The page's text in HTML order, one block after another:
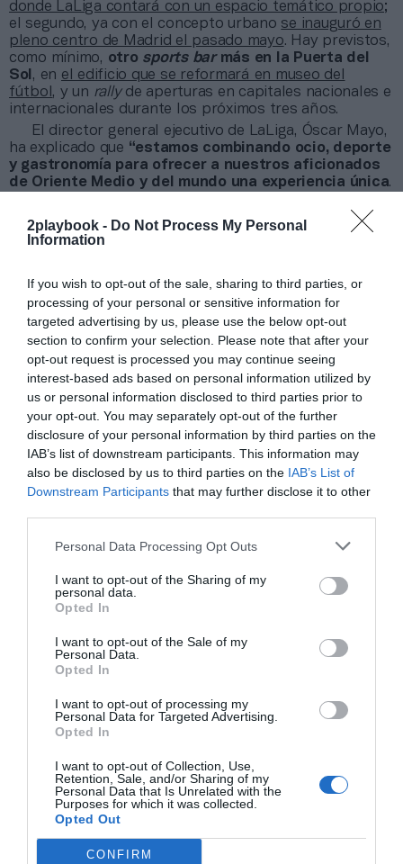
2playbook - Do Not Process My Personal
Information
If you wish to opt-out of the sale, sharing to third parties, or
processing of your personal or sensitive information for
targeted advertising by us, please use the below opt-out
section to confirm your selection. Please note that after your
opt-out request is processed you may continue seeing
interest-based ads based on personal information utilized by
us or personal information disclosed to third parties prior to
your opt-out. You may separately opt-out of the further
disclosure of your personal information by third parties on the
IAB’s list of downstream participants. This information may
also be disclosed by us to third parties on the IAB’s List of
Downstream Participants that may further disclose it to other
Personal Data Processing Opt Outs
I want to opt-out of the Sharing of my
personal data.
Opted In
I want to opt-out of the Sale of my
Personal Data.
Opted In
I want to opt-out of processing my
Personal Data for Targeted Advertising.
Opted In
I want to opt-out of Collection, Use,
Retention, Sale, and/or Sharing of my
Personal Data that Is Unrelated with the
Purposes for which it was collected.
Opted Out
CONFIRM
Índex2P
donde LaLiga contará con un espacio temático propio;
el segundo, ya con el concepto urbano se inauguró en
pleno centro de Madrid el pasado mayo. Hay previstos,
como mínimo, otro sports barmás en la Puerta del
Sol , en el edificio que se reformará en museo del
fútbol , y un rally de aperturas en capitales nacionales e
internacionales durante los próximos tres años.
El director general ejecutivo de LaLiga, Óscar Mayo,
ha explicado que “estamos combinando ocio, deporte
y gastronomía para ofrecer a nuestros aficionados
de Oriente Medio y del mundo una experiencia única.
Por su parte, Omar Hussain Alfardan, presidente del
incorporación a nuestra oferta de alimentación y
entretenimientoa través de Alfardan Hospitality para
los aficionados”. El Grupo Alfardan cuenta con hoteles,
restaurantes y spas de lujo en Qatar.
Añadir2Playbookcomo fuente preferida de Google
de forma gratuita
Mantente informado con las últimas noticias de actualidad.
ACTIVAR AHORA
Publicidad
2Playbook Club2P